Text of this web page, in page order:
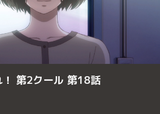
！ 第2クール 第18話